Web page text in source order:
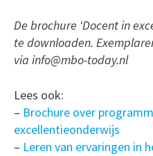
De brochure ‘Docent in
te downloaden.
via info@mbo-today.nl
Lees ook:
– Brochure over
excellentieonderwijs
– Leren van ervaringen in